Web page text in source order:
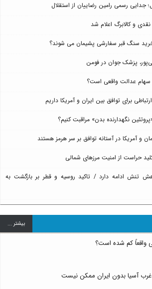
جدایی رسمی رامین رضاییان از استقلال
و کالابرگ اعلام شد
خرید سنگ قبر سفارشی پشیمان می شوند؟
پزشک جوان در فومن
برای توافق بین ایران و آمریکا داریم
نگهدارنده بدن» مراقبت کنیم؟
و آمریکا در آستانه توافق بر سر هرمز هستند
حراست از امنیت مرزهای شمالی
تنش ادامه دارد / تاکید روسیه و قطر بر بازگشت به
بيشتر ...
واقعاً کم شده است؟
غرب آسیا بدون ایران ممکن نیست